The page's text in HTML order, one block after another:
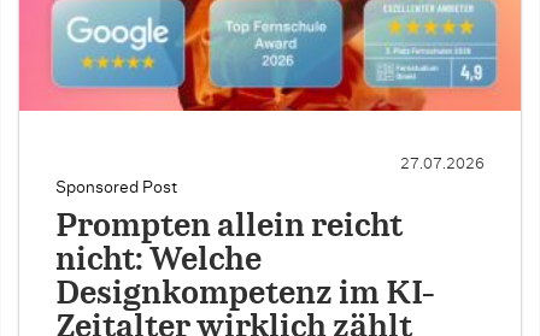
Sponsored Post
27.07.2026
Prompten allein reicht
nicht: Welche
Designkompetenz im KI-
Zeitalter wirklich zählt